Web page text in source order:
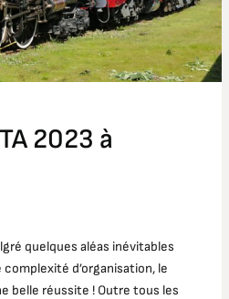
2023 à
quelques aléas inévitables
d’organisation, le
belle réussite ! Outre tous les